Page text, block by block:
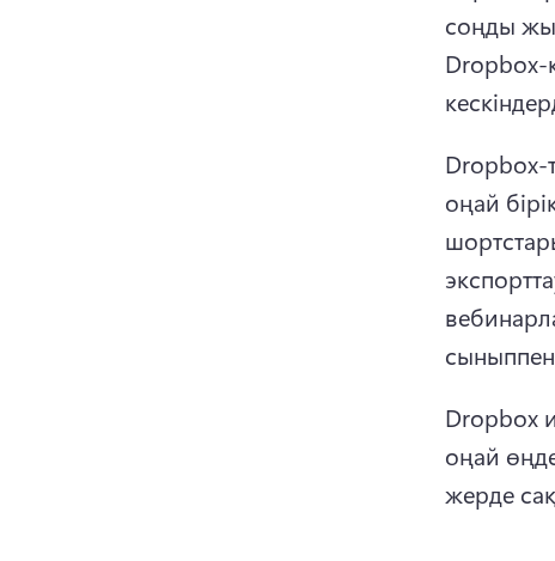
соңды
Dropbox-
Dropbox-
оңай
Dropbox
оңай
жерде